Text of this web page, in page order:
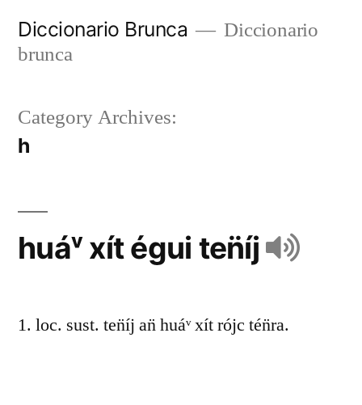
Diccionario Brunca
Diccionario
brunca
Category Archives:
h
huáᵛ xít égui ten̈íj
1. loc. sust. ten̈íj an̈ huáᵛ xít rójc tén̈ra.